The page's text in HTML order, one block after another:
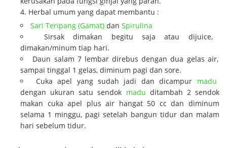
Herbal umum yang dapat membantu :
Sari Teripang (Gamat) dan Spirulina
Sirsak dimakan begitu saja atau dijuice,
dimakan/minum tiap hari.
Daun salam 7 lembar direbus dengan dua gelas air,
sampai tinggal 1 gelas, diminum pagi dan sore.
Cuka apel yang sudah jadi dan dicampur madu
dengan ukuran satu sendok madu ditambah 2 sendok
makan cuka apel plus air hangat 50 cc dan diminum
selama 1 minggu, pagi setelah bangun tidur dan malam
hari sebelum tidur.